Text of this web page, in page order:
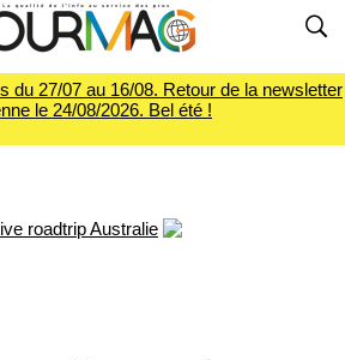
du 27/07 au 16/08. Retour de la newsletter
le 24/08/2026. Bel été !